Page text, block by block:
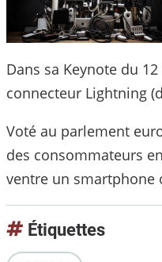
Dans sa Keynote du
connecteur Lightning
Voté au parlement
des consommateurs
ventre un smartphone
Étiquettes